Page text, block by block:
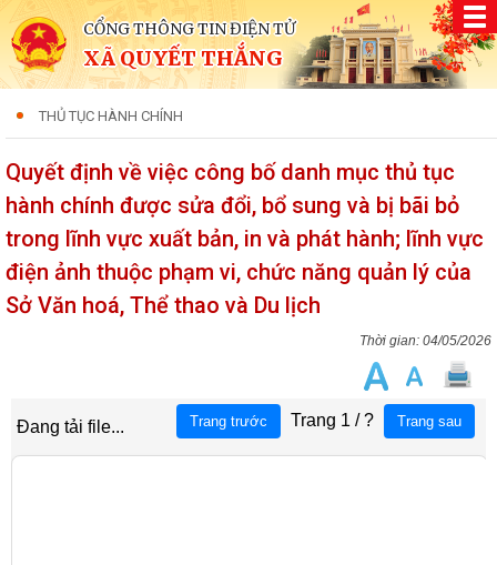
CỔNG THÔNG TIN ĐIỆN TỬ
XÃ QUYẾT THẮNG
THỦ TỤC HÀNH CHÍNH
Quyết định về việc công bố danh mục thủ tục
hành chính được sửa đổi, bổ sung và bị bãi bỏ
trong lĩnh vực xuất bản, in và phát hành; lĩnh vực
điện ảnh thuộc phạm vi, chức năng quản lý của
Sở Văn hoá, Thể thao và Du lịch
04/05/2026